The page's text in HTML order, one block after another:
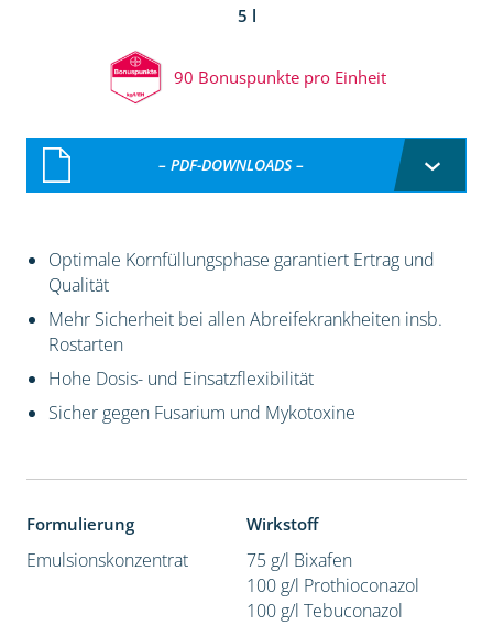
5 l
90 Bonuspunkte pro Einheit
– PDF-DOWNLOADS –
Optimale Kornfüllungsphase garantiert Ertrag und
Qualität
Mehr Sicherheit bei allen Abreifekrankheiten insb.
Rostarten
Hohe Dosis- und Einsatzflexibilität
Sicher gegen Fusarium und Mykotoxine
Formulierung
Emulsionskonzentrat
Wirkstoff
75 g/l Bixafen
100 g/l Prothioconazol
100 g/l Tebuconazol